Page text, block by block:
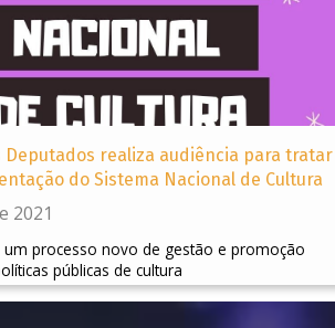
Deputados realiza audiência para tratar
do Sistema Nacional de Cultura
2021
um processo novo de gestão e promoção
públicas de cultura